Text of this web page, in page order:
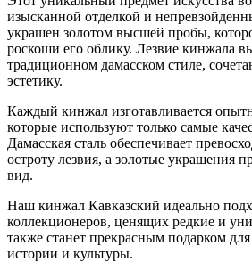
изысканной отделкой и
украшен золотом высшей пробы,
роскоши его облику. Лезвие кинжала
традиционном дамасском стиле,
эстетику.
Каждый кинжал изготавливается
которые используют только самые
Дамасская сталь обеспечивает
остроту лезвия, а золотые украшения
вид.
Наш кинжал Кавказский идеально
коллекционеров, ценящих редкие и
также станет прекрасным подарком
истории и культуры.